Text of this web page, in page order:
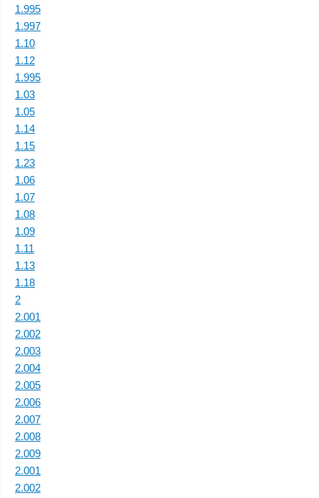
1.995
1.997
1.10
1.12
1.995
1.03
1.05
1.14
1.15
1.23
1.06
1.07
1.08
1.09
1.11
1.13
1.18
2
2.001
2.002
2.003
2.004
2.005
2.006
2.007
2.008
2.009
2.001
2.002